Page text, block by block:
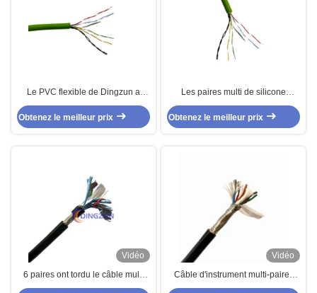
Le PVC flexible de Dingzun a
protégé des données les paires
que multi instrumentation le câble
5 paires
Obtenez le meilleur prix
Les paires multi de silicone
instrumentation le câble 5pairs
Obtenez le meilleur prix
Vidéo
6 paires ont tordu le câble multi
protégé de capteur de paires de
Vidéo
Câble d'instrument multi-paires
personnalisé de contrôle en PVC